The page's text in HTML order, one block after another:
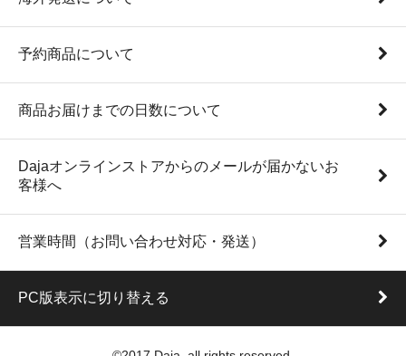
予約商品について
商品お届けまでの日数について
Dajaオンラインストアからのメールが届かないお
客様へ
営業時間（お問い合わせ対応・発送）
PC版表示に切り替える